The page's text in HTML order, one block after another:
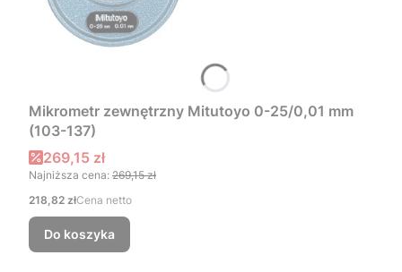
Mikrometr zewnętrzny Mitutoyo 0-25/0,01 mm
(103-137)
Cena promocyjna
269,15 zł
Najniższa cena: 269,15 zł
Cena
218,82 złCena netto
Do koszyka